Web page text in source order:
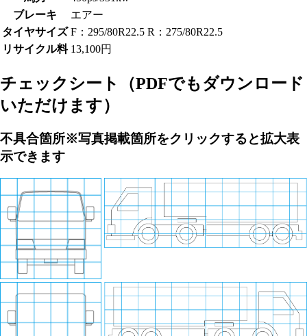
ブレーキ
エアー
タイヤサイズ F：295/80R22.5 R：275/80R22.5
リサイクル料 13,100円
チェックシート
（PDFでもダウンロード
いただけます）
不具合箇所※写真掲載箇所をクリックすると拡大表
示できます